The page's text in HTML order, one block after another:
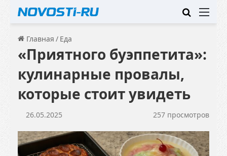
Искать
Главная / Еда
«Приятного буэппетита»:
кулинарные провалы,
которые стоит увидеть
26.05.2025 257 просмотров